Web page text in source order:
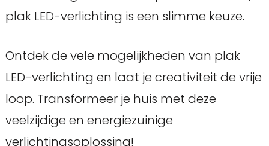
plak LED-verlichting is een slimme keuze.
Ontdek de vele mogelijkheden van plak
LED-verlichting en laat je creativiteit de vrije
loop. Transformeer je huis met deze
veelzijdige en energiezuinige
verlichtingsoplossing!